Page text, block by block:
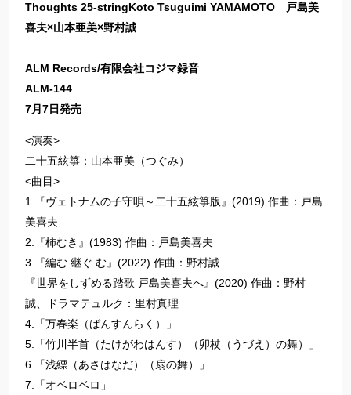
Thoughts 25-stringKoto Tsuguimi YAMAMOTO 戸島美
喜夫×山本亜美×野村誠
ALM Records/有限会社コジマ録音
ALM-144
7月7日発売
<演奏>
二十五絃箏：山本亜美（つぐみ）
<曲目>
1.『ヴェトナムの子守唄～二十五絃箏版』(2019) 作曲：戸島
美喜夫
2.『柿むき』(1983) 作曲：戸島美喜夫
3.『編む 継ぐ む』(2022) 作曲：野村誠
『世界をしずめる踏歌 戸島美喜夫へ』(2020) 作曲：野村
誠、ドラマテュルク：里村真理
4.「万春楽（ばんすんらく）」
5.「竹川半首（たけがわはんす）（卯杖（うづえ）の舞）」
6.「浅縹（あさはなだ）（扇の舞）」
7.「オベロベロ」